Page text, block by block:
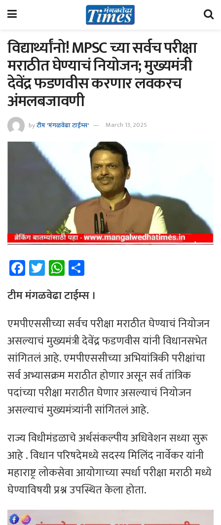
विद्यार्थ्यांनो! MPSC च्या सर्वच परीक्षा
मराठीत घेण्याचं नियोजन; मुख्यमंत्री
देवेंद्र फडणवीस करणार लवकरच
अंमलबजावणी
byटीम 'मंगळवेढा टाईम्स' March 13, 2025
Fa
ce
b
o
ok
T
wi
tt
er
W
h
at
sA
p
p
e
टीम मंगळवेढा टाईम्स ।
एमपीएससीच्या सर्वच परीक्षा मराठीत घेण्याचं नियोजन
असल्याचं मुख्यमंत्री देवेंद्र फडणवीस यांनी विधानसभेत
सांगितलं आहे. एमपीएससीच्या अभियांत्रिकी परीक्षांचा
सर्व अभ्यासक्रम मराठीत होणार असून सर्व तांत्रिक
पदांच्या परीक्षा मराठीत घेणार असल्याचं नियोजन
असल्याचं मुख्यमंत्र्यांनी सांगितलं आहे.
राज्य विधीमंडळाचे अर्थसंकल्पीय अधिवेशन सध्या सुरू
आहे . विधान परिषदेमध्ये सदस्य मिलिंद नार्वेकर यांनी
महाराष्ट्र लोकसेवा आयोगाच्या स्पर्धा परीक्षा मराठी मध्ये
घेण्याविषयी प्रश्न उपस्थित केला होता.